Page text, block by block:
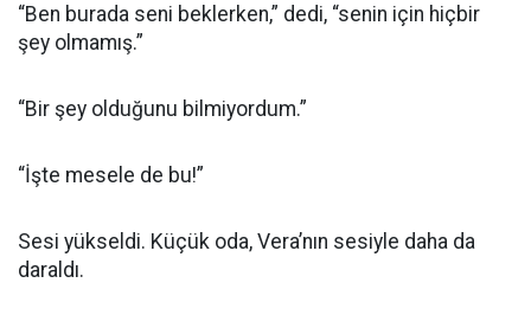
“Ben burada seni beklerken,” dedi, “senin için hiçbir
şey olmamış.”
“Bir şey olduğunu bilmiyordum.”
“İşte mesele de bu!”
Sesi yükseldi. Küçük oda, Vera’nın sesiyle daha da
daraldı.